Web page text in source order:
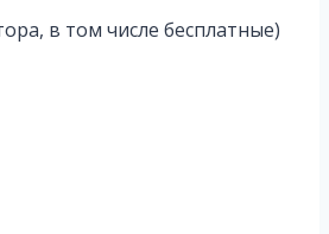
в том числе бесплатные)